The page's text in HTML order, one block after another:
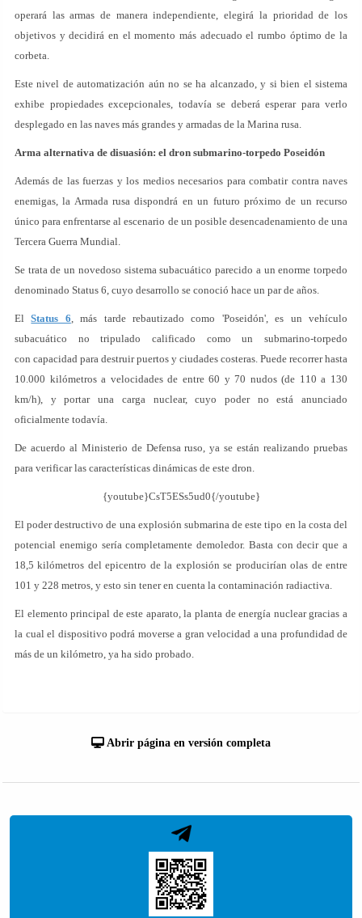
operará las armas de manera independiente, elegirá la prioridad de los
objetivos y decidirá en el momento más adecuado el rumbo óptimo de la
corbeta.
Este nivel de automatización aún no se ha alcanzado, y si bien el sistema
exhibe propiedades excepcionales, todavía se deberá esperar para verlo
desplegado en las naves más grandes y armadas de la Marina rusa.
Arma alternativa de disuasión: el dron submarino-torpedo Poseidón
Además de las fuerzas y los medios necesarios para combatir contra naves
enemigas, la Armada rusa dispondrá en un futuro próximo de un recurso
único para enfrentarse al escenario de un posible desencadenamiento de una
Tercera Guerra Mundial.
Se trata de un novedoso sistema subacuático parecido a un enorme torpedo
denominado Status 6, cuyo desarrollo se conoció hace un par de años.
ElStatus 6, más tarde rebautizado como 'Poseidón', es un vehículo
subacuático no tripulado calificado como un submarino-torpedo
con capacidad para destruir puertos y ciudades costeras. Puede recorrer hasta
10.000 kilómetros a velocidades de entre 60 y 70 nudos (de 110 a 130
km/h), y portar una carga nuclear, cuyo poder no está anunciado
oficialmente todavía.
De acuerdo al Ministerio de Defensa ruso, ya se están realizando pruebas
para verificar las características dinámicas de este dron.
{youtube}CsT5ESs5ud0{/youtube}
El poder destructivo de una explosión submarina de este tipo en la costa del
potencial enemigo sería completamente demoledor. Basta con decir que a
18,5 kilómetros del epicentro de la explosión se producirían olas de entre
101 y 228 metros, y esto sin tener en cuenta la contaminación radiactiva.
El elemento principal de este aparato, la planta de energía nuclear gracias a
la cual el dispositivo podrá moverse a gran velocidad a una profundidad de
más de un kilómetro, ya ha sido probado.
Abrir página en versión completa